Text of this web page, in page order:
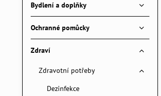
Bydlení a doplňky
Ochranné pomůcky
Zdraví
Zdravotní potřeby
Dezinfekce